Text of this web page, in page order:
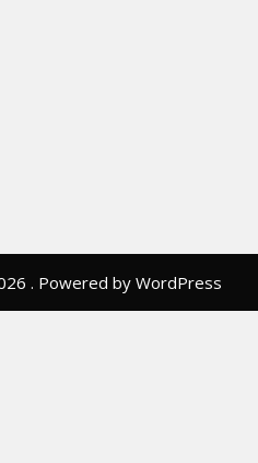
. Powered by WordPress